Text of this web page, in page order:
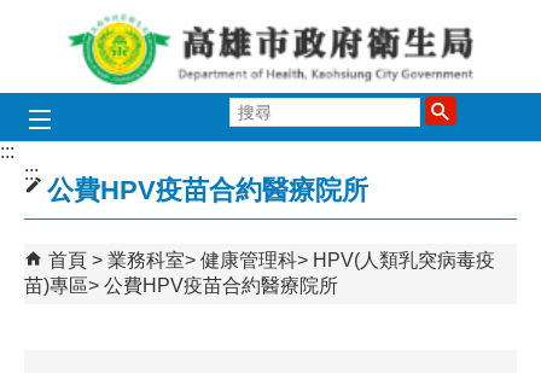
跳到主要內容區塊
尋
:::
:::
公費HPV疫苗合約醫療院所
首頁 業務科室 健康管理科
HPV(人類乳突病毒疫
苗)專區
公費HPV疫苗合約醫療院所